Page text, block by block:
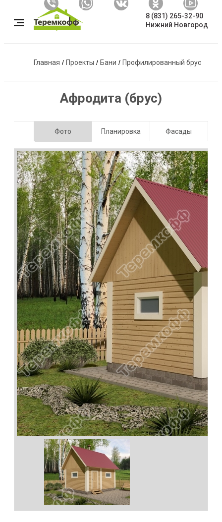
8 (831) 265-32-90
Нижний Новгород
Главная / Проекты / Бани / Профилированный брус
Афродита (брус)
Фото Планировка Фасады